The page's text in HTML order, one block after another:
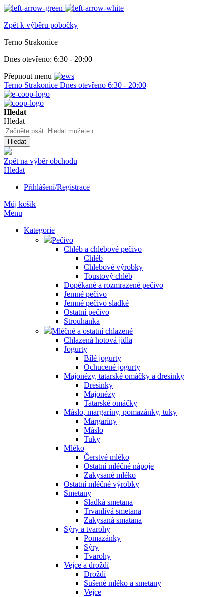
Zpět k výběru pobočky
Terno Strakonice
Dnes otevřeno: 6:30 - 20:00
Přepnout menu
Terno Strakonice Dnes otevřeno 6:30 - 20:00
Hledat
Hledat
Hledat
Zpět na výběr obchodu
Hledat
Přihlášení/Registrace
Můj košík
Menu
Kategorie
Pečivo
Chléb a chlebové pečivo
Chléb
Chlebové výrobky
Toustový chléb
Dopékané a rozmrazené pečivo
Jemné pečivo
Jemné pečivo sladké
Ostatní pečivo
Strouhanka
Mléčné a ostatní chlazené
Chlazená hotová jídla
Jogurty
Bílé jogurty
Ochucené jogurty
Majonézy, tatarské omáčky a dresinky
Dresinky
Majonézy
Tatarské omáčky
Máslo, margaríny, pomazánky, tuky
Margaríny
Máslo
Tuky
Mléko
Čerstvé mléko
Ostatní mléčné nápoje
Zakysané mléko
Ostatní mléčné výrobky
Smetany
Sladká smetana
Trvanlivá smetana
Zakysaná smatana
Sýry a tvarohy
Pomazánky
Sýry
Tvarohy
Vejce a droždí
Droždí
Sušené mléko a smetany
Vejce